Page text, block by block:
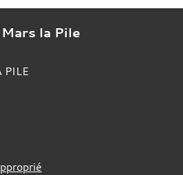
la Pile
PILE